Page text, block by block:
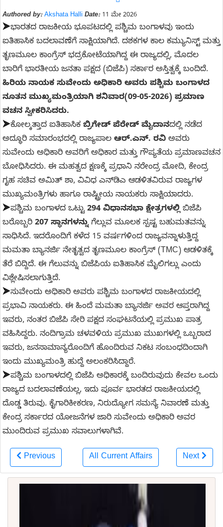
Authored by: Akshata Halli Date:11 ಮೇ 2026
➤ಭಾರತದ ರಾಜಕೀಯ ಭೂಪಟದಲ್ಲಿ ಪಶ್ಚಿಮ ಬಂಗಾಳವು ಇಂದು
ಐತಿಹಾಸಿಕ ಬದಲಾವಣೆಗೆ ಸಾಕ್ಷಿಯಾಗಿದೆ. ದಶಕಗಳ ಕಾಲ ಕಮ್ಯುನಿಸ್ಟ್ ಮತ್ತು
ತೃಣಮೂಲ ಕಾಂಗ್ರೆಸ್ ಭದ್ರಕೋಟೆಯಾಗಿದ್ದ ಈ ರಾಜ್ಯದಲ್ಲಿ, ಮೊದಲ
ಬಾರಿಗೆ ಭಾರತೀಯ ಜನತಾ ಪಕ್ಷದ (ಬಿಜೆಪಿ) ಸರ್ಕಾರ ಅಸ್ತಿತ್ವಕ್ಕೆ ಬಂದಿದೆ.
ಹಿರಿಯ ನಾಯಕ ಸುವೇಂದು ಅಧಿಕಾರಿ ಅವರು ಪಶ್ಚಿಮ ಬಂಗಾಳದ
ನೂತನ ಮುಖ್ಯಮಂತ್ರಿಯಾಗಿ ಶನಿವಾರ(09-05-2026) ಪ್ರಮಾಣ
ವಚನ ಸ್ವೀಕರಿಸಿದರು.
➤ಕೋಲ್ಕತ್ತಾದ ಐತಿಹಾಸಿಕ ಬ್ರಿಗೇಡ್ ಪೆರೇಡ್ ಮೈದಾನದಲ್ಲಿ ನಡೆದ
ಅದ್ಧೂರಿ ಸಮಾರಂಭದಲ್ಲಿ ರಾಜ್ಯಪಾಲ ಆರ್.ಎನ್. ರವಿ ಅವರು
ಸುವೇಂದು ಅಧಿಕಾರಿ ಅವರಿಗೆ ಅಧಿಕಾರ ಮತ್ತು ಗೌಪ್ಯತೆಯ ಪ್ರಮಾಣವಚನ
ಬೋಧಿಸಿದರು. ಈ ಮಹತ್ವದ ಕ್ಷಣಕ್ಕೆ ಪ್ರಧಾನಿ ನರೇಂದ್ರ ಮೋದಿ, ಕೇಂದ್ರ
ಗೃಹ ಸಚಿವ ಅಮಿತ್ ಶಾ, ವಿವಿಧ ಎನ್‌ಡಿಎ ಆಡಳಿತವಿರುವ ರಾಜ್ಯಗಳ
ಮುಖ್ಯಮಂತ್ರಿಗಳು ಹಾಗೂ ರಾಷ್ಟ್ರೀಯ ನಾಯಕರು ಸಾಕ್ಷಿಯಾದರು.
➤ಪಶ್ಚಿಮ ಬಂಗಾಳದ ಒಟ್ಟು 294 ವಿಧಾನಸಭಾ ಕ್ಷೇತ್ರಗಳಲ್ಲಿಬಿಜೆಪಿ
ಬರೊಬ್ಬರಿ 207 ಸ್ಥಾನಗಳನ್ನುಗೆಲ್ಲುವ ಮೂಲಕ ಸ್ಪಷ್ಟ ಬಹುಮತವನ್ನು
ಸಾಧಿಸಿದೆ. ಇದರೊಂದಿಗೆ ಕಳೆದ 15 ವರ್ಷಗಳಿಂದ ರಾಜ್ಯವನ್ನಾಳುತ್ತಿದ್ದ
ಮಮತಾ ಬ್ಯಾನರ್ಜಿ ನೇತೃತ್ವದ ತೃಣಮೂಲ ಕಾಂಗ್ರೆಸ್ (TMC) ಆಡಳಿತಕ್ಕೆ
ತೆರೆ ಬಿದ್ದಿದೆ. ಈ ಗೆಲುವನ್ನು ಬಿಜೆಪಿಯ ಐತಿಹಾಸಿಕ ಮೈಲಿಗಲ್ಲು ಎಂದು
ವಿಶ್ಲೇಷಿಸಲಾಗುತ್ತಿದೆ.
➤ಸುವೇಂದು ಅಧಿಕಾರಿ ಅವರು ಪಶ್ಚಿಮ ಬಂಗಾಳದ ರಾಜಕೀಯದಲ್ಲಿ
ಪ್ರಭಾವಿ ನಾಯಕರು. ಈ ಹಿಂದೆ ಮಮತಾ ಬ್ಯಾನರ್ಜಿ ಅವರ ಆಪ್ತರಾಗಿದ್ದ
ಇವರು, ನಂತರ ಬಿಜೆಪಿ ಸೇರಿ ಪಕ್ಷದ ಸಂಘಟನೆಯಲ್ಲಿ ಪ್ರಮುಖ ಪಾತ್ರ
ವಹಿಸಿದ್ದರು. ನಂದಿಗ್ರಾಮ ಚಳವಳಿಯ ಪ್ರಮುಖ ಮುಖಗಳಲ್ಲಿ ಒಬ್ಬರಾದ
ಇವರು, ಜನಸಾಮಾನ್ಯರೊಂದಿಗೆ ಹೊಂದಿರುವ ನಿಕಟ ಸಂಬಂಧದಿಂದಾಗಿ
ಇಂದು ಮುಖ್ಯಮಂತ್ರಿ ಹುದ್ದೆ ಅಲಂಕರಿಸಿದ್ದಾರೆ.
➤ಪಶ್ಚಿಮ ಬಂಗಾಳದಲ್ಲಿ ಬಿಜೆಪಿ ಅಧಿಕಾರಕ್ಕೆ ಬಂದಿರುವುದು ಕೇವಲ ಒಂದು
ರಾಜ್ಯದ ಬದಲಾವಣೆಯಲ್ಲ, ಇದು ಪೂರ್ವ ಭಾರತದ ರಾಜಕೀಯದಲ್ಲಿ
ದೊಡ್ಡ ತಿರುವು. ಕೈಗಾರಿಕೀಕರಣ, ನಿರುದ್ಯೋಗ ಸಮಸ್ಯೆ ನಿವಾರಣೆ ಮತ್ತು
ಕೇಂದ್ರ ಸರ್ಕಾರದ ಯೋಜನೆಗಳ ಜಾರಿ ಸುವೇಂದು ಅಧಿಕಾರಿ ಅವರ
ಮುಂದಿರುವ ಪ್ರಮುಖ ಸವಾಲುಗಳಾಗಿವೆ.
Previous All Current Affairs Next